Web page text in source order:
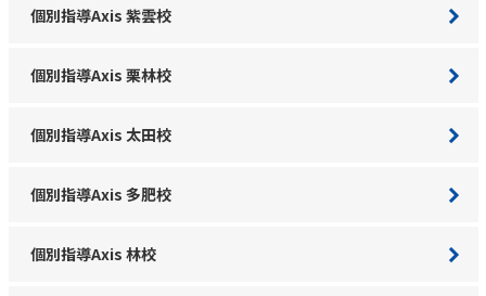
個別指導Axis 紫雲校
個別指導Axis 栗林校
個別指導Axis 太田校
個別指導Axis 多肥校
個別指導Axis 林校